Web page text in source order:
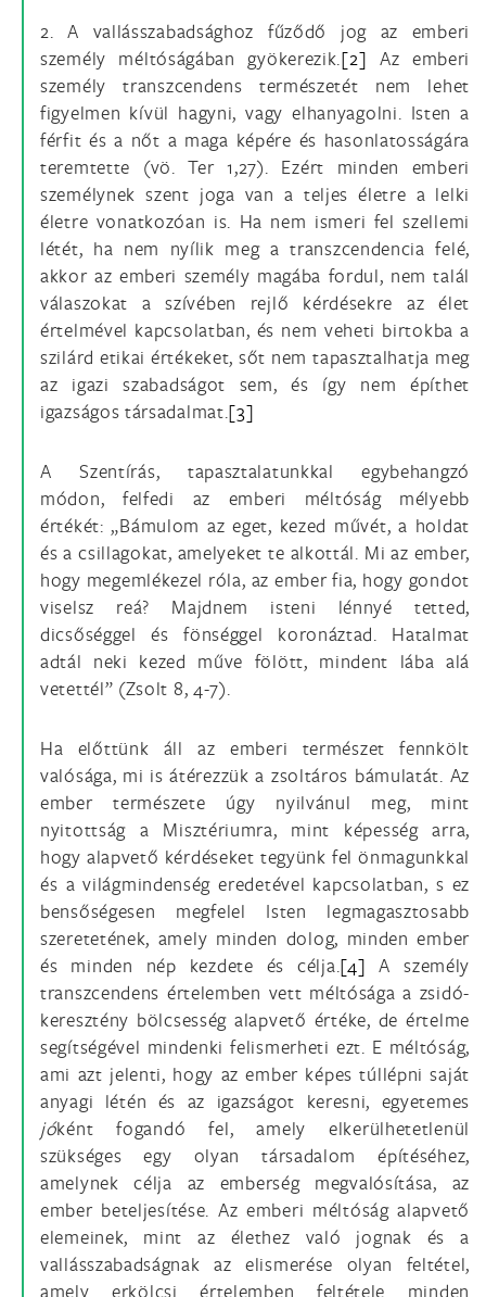
2. A vallásszabadsághoz fűződő jog az emberi
személy méltóságában gyökerezik.[2] Az emberi
személy transzcendens természetét nem lehet
figyelmen kívül hagyni, vagy elhanyagolni. Isten a
férfit és a nőt a maga képére és hasonlatosságára
teremtette (vö. Ter 1,27). Ezért minden emberi
személynek szent joga van a teljes életre a lelki
életre vonatkozóan is. Ha nem ismeri fel szellemi
létét, ha nem nyílik meg a transzcendencia felé,
akkor az emberi személy magába fordul, nem talál
válaszokat a szívében rejlő kérdésekre az élet
értelmével kapcsolatban, és nem veheti birtokba a
szilárd etikai értékeket, sőt nem tapasztalhatja meg
az igazi szabadságot sem, és így nem építhet
igazságos társadalmat.[3]
A Szentírás, tapasztalatunkkal egybehangzó
módon, felfedi az emberi méltóság mélyebb
értékét: „Bámulom az eget, kezed művét, a holdat
és a csillagokat, amelyeket te alkottál. Mi az ember,
hogy megemlékezel róla, az ember fia, hogy gondot
viselsz reá? Majdnem isteni lénnyé tetted,
dicsőséggel és fönséggel koronáztad. Hatalmat
adtál neki kezed műve fölött, mindent lába alá
vetettél” (Zsolt 8, 4-7).
Ha előttünk áll az emberi természet fennkölt
valósága, mi is átérezzük a zsoltáros bámulatát. Az
ember természete úgy nyilvánul meg, mint
nyitottság a Misztériumra, mint képesség arra,
hogy alapvető kérdéseket tegyünk fel önmagunkkal
és a világmindenség eredetével kapcsolatban, s ez
bensőségesen megfelel Isten legmagasztosabb
szeretetének, amely minden dolog, minden ember
és minden nép kezdete és célja.[4] A személy
transzcendens értelemben vett méltósága a zsidó-
keresztény bölcsesség alapvető értéke, de értelme
segítségével mindenki felismerheti ezt. E méltóság,
ami azt jelenti, hogy az ember képes túllépni saját
anyagi létén és az igazságot keresni, egyetemes
jóként fogandó fel, amely elkerülhetetlenül
szükséges egy olyan társadalom építéséhez,
amelynek célja az emberség megvalósítása, az
ember beteljesítése. Az emberi méltóság alapvető
elemeinek, mint az élethez való jognak és a
vallásszabadságnak az elismerése olyan feltétel,
amely erkölcsi értelemben feltétele minden